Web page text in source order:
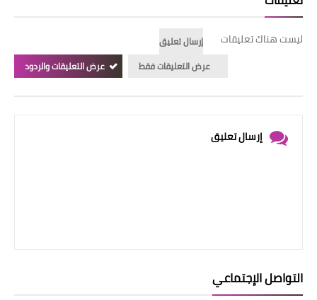
ليست هناك تعليقات
إرسال تعليق
عرض التعليقات فقط
عرض التعليقات والردود
إرسال تعليق
التواصل الإجتماعي